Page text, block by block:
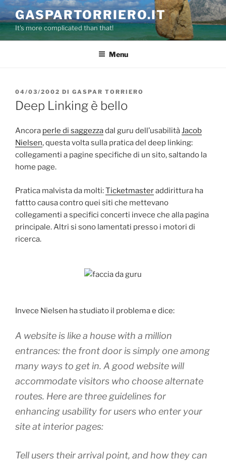
Salta
al
contenuto
GASPARTORRIERO.IT
It's more complicated than that!
Menu
PUBBLICATO
IL
04/03/2002 DI GASPAR TORRIERO
Deep Linking è bello
Ancora perle di saggezzadal guru dell’usabilitàJacob
Nielsen, questa volta sulla pratica del deep linking:
collegamenti a pagine specifiche di un sito, saltando la
home page.
Pratica malvista da molti:Ticketmasteraddirittura ha
fattto causa contro quei siti che mettevano
collegamenti a specifici concerti invece che alla pagina
principale. Altri si sono lamentati presso i motori di
ricerca.
Invece Nielsen ha studiato il problema e dice:
A website is like a house with a million
entrances: the front door is simply one among
many ways to get in. A good website will
accommodate visitors who choose alternate
routes. Here are three guidelines for
enhancing usability for users who enter your
site at interior pages:
Tell users their arrival point, and how they can